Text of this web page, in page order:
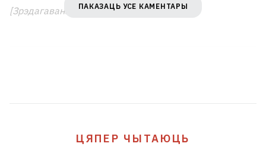
[Зрэдагавана] ПАКАЗАЦЬ УСЕ КАМЕНТАРЫ
ЦЯПЕР ЧЫТАЮЦЬ